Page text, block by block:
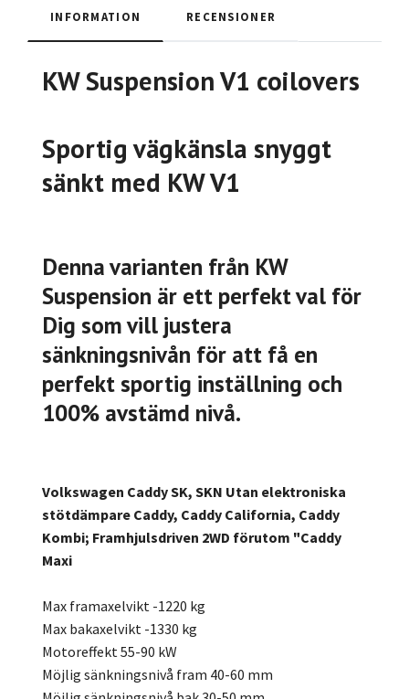
INFORMATION RECENSIONER
KW Suspension V1 coilovers
Sportig vägkänsla snyggt
sänkt med KW V1
Denna varianten från KW
Suspension är ett perfekt val för
Dig som vill justera
sänkningsnivån för att få en
perfekt sportig inställning och
100% avstämd nivå.
Volkswagen Caddy SK, SKN Utan elektroniska
stötdämpare Caddy, Caddy California, Caddy
Kombi; Framhjulsdriven 2WD förutom "Caddy
Maxi
Max framaxelvikt -1220 kg
Max bakaxelvikt -1330 kg
Motoreffekt 55-90 kW
Möjlig sänkningsnivå fram 40-60 mm